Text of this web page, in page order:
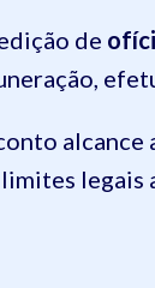
de
alcance
legais